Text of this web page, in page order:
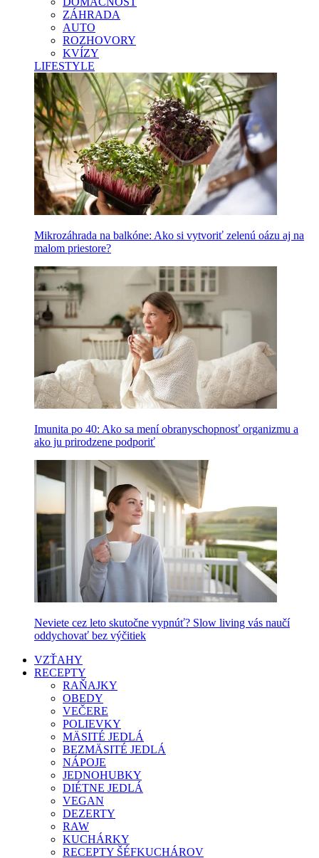
ZÁHRADA
AUTO
ROZHOVORY
KVÍZY
LIFESTYLE
Mikrozáhrada na balkóne: Ako si vytvoriť zelenú oázu aj na
malom priestore?
Imunita po 40: Ako sa mení obranyschopnosť organizmu a
ako ju prirodzene podporiť
Neviete cez leto skutočne vypnúť? Slow living vás naučí
oddychovať bez výčitiek
VZŤAHY
RECEPTY
RAŇAJKY
OBEDY
VEČERE
POLIEVKY
MÄSITÉ JEDLÁ
BEZMÄSITÉ JEDLÁ
NÁPOJE
JEDNOHUBKY
DIÉTNE JEDLÁ
VEGAN
DEZERTY
RAW
KUCHÁRKY
RECEPTY ŠÉFKUCHÁROV